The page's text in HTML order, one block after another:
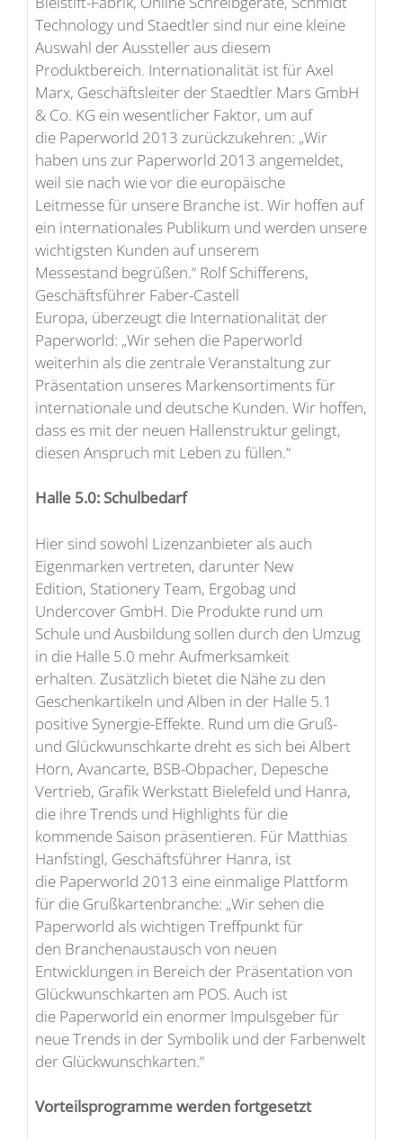
Technology und Staedtler sind nur eine kleine
Auswahl der Aussteller aus diesem
Produktbereich. Internationalität ist für Axel
Marx, Geschäftsleiter der Staedtler Mars GmbH
& Co. KG ein wesentlicher Faktor, um auf
die Paperworld 2013 zurückzukehren: „Wir
haben uns zur Paperworld 2013 angemeldet,
weil sie nach wie vor die europäische
Leitmesse für unsere Branche ist. Wir hoffen auf
ein internationales Publikum und werden unsere
wichtigsten Kunden auf unserem
Messestand begrüßen.“ Rolf Schifferens,
Geschäftsführer Faber-Castell
Europa, überzeugt die Internationalität der
Paperworld: „Wir sehen die Paperworld
weiterhin als die zentrale Veranstaltung zur
Präsentation unseres Markensortiments für
internationale und deutsche Kunden. Wir hoffen,
dass es mit der neuen Hallenstruktur gelingt,
diesen Anspruch mit Leben zu füllen.“
Halle 5.0: Schulbedarf
Hier sind sowohl Lizenzanbieter als auch
Eigenmarken vertreten, darunter New
Edition, Stationery Team, Ergobag und
Undercover GmbH. Die Produkte rund um
Schule und Ausbildung sollen durch den Umzug
in die Halle 5.0 mehr Aufmerksamkeit
erhalten. Zusätzlich bietet die Nähe zu den
Geschenkartikeln und Alben in der Halle 5.1
positive Synergie-Effekte. Rund um die Gruß-
und Glückwunschkarte dreht es sich bei Albert
Horn, Avancarte, BSB-Obpacher, Depesche
Vertrieb, Grafik Werkstatt Bielefeld und Hanra,
die ihre Trends und Highlights für die
kommende Saison präsentieren. Für Matthias
Hanfstingl, Geschäftsführer Hanra, ist
die Paperworld 2013 eine einmalige Plattform
für die Grußkartenbranche: „Wir sehen die
Paperworld als wichtigen Treffpunkt für
den Branchenaustausch von neuen
Entwicklungen in Bereich der Präsentation von
Glückwunschkarten am POS. Auch ist
die Paperworld ein enormer Impulsgeber für
neue Trends in der Symbolik und der Farbenwelt
der Glückwunschkarten.“
Vorteilsprogramme werden fortgesetzt